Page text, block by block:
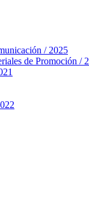
/ 2025
de Promoción /